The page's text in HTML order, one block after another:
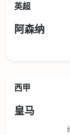
英超
阿森纳
西甲
皇马